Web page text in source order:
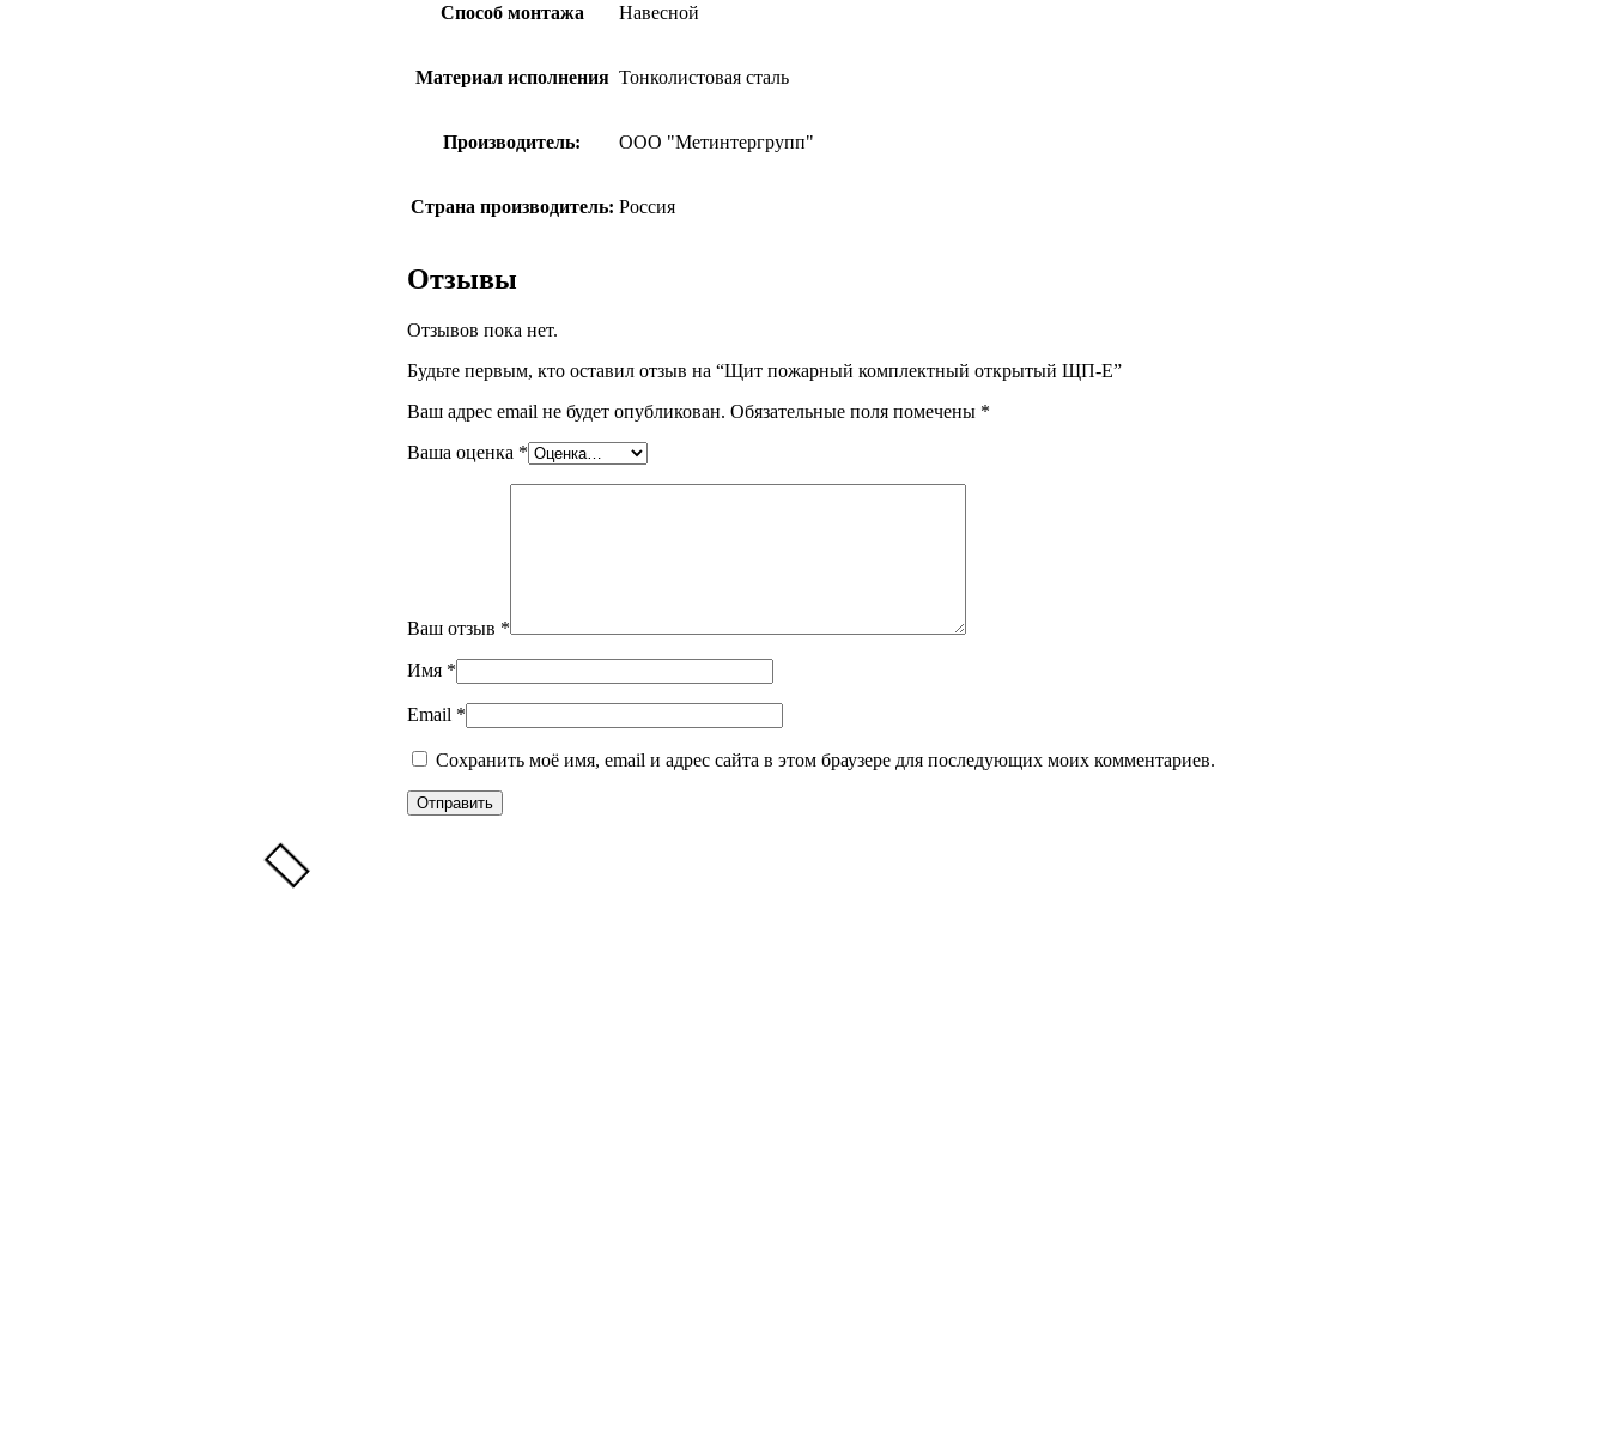
Способ монтажа Навесной
Материал исполнения Тонколистовая сталь
Производитель: ООО "Метинтергрупп"
Страна производитель: Россия
Отзывы
Отзывов пока нет.
Будьте первым, кто оставил отзыв на “Щит пожарный комплектный открытый ЩП-Е”
Ваш адрес email не будет опубликован. Обязательные поля помечены *
Ваша оценка *
Ваш отзыв *
Имя *
Email *
Сохранить моё имя, email и адрес сайта в этом браузере для последующих моих комментариев.